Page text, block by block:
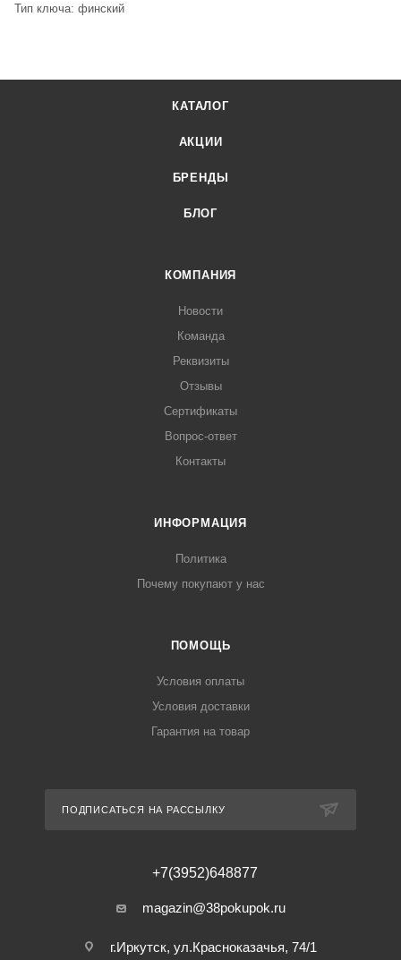
Тип ключа: финский
КАТАЛОГ
АКЦИИ
БРЕНДЫ
БЛОГ
КОМПАНИЯ
Новости
Команда
Реквизиты
Отзывы
Сертификаты
Вопрос-ответ
Контакты
ИНФОРМАЦИЯ
Политика
Почему покупают у нас
ПОМОЩЬ
Условия оплаты
Условия доставки
Гарантия на товар
ПОДПИСАТЬСЯ НА РАССЫЛКУ
+7(3952)648877
magazin@38pokupok.ru
г.Иркутск, ул.Красноказачья, 74/1